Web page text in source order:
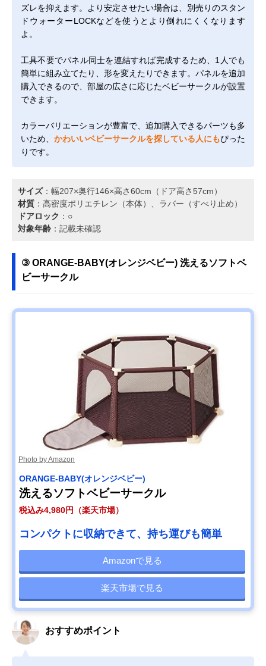
ズレを抑えます。より安定させたい場合は、別売りのスタン
ドウォーターLOCKなどを使うとより倒れにくくなります
よ。
工具不要でパネル同士を連結すれば完成するため、1人でも
簡単に組み立てたり、形を変えたりできます。パネルを追加
購入できるので、部屋の広さに応じたベビーサークルが設置
できます。
カラーバリエーションが豊富で、追加購入できるパーツも多
いため、 かわいいベビーサークルを探している人にもぴった
りです。
サイズ：幅207×奥行146×高さ60cm（ドア高さ57cm）
材質 ：高密度ポリエチレン（本体）、ラバー（すべり止め）
ドアロック ：○
対象年齢 ：記載未確認
③ ORANGE-BABY(オレンジベビー) 洗えるソフトベ
ビーサークル
Photo by Amazon
ORANGE-BABY(オレンジベビー)
洗えるソフトベビーサークル
税込み4,980円（楽天市場）
コンパクトに収納できて、持ち運びも簡単
Amazonで見る
楽天市場で見る
おすすめポイント